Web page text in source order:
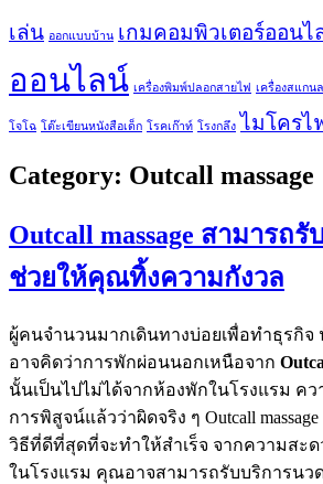
เล่น ออกแบบบ้าน เกมคอมพิวเตอร์ออนไ
ออนไลน์ เครื่องพิมพ์ปลอกสายไฟ เครื่องสแกน
โจโฉ โต๊ะเขียนหนังสือเด็ก โรคเก๊าท์ โรงกลึง ไมโครไ
Category: Outcall massage
Outcall massage สามารถ
ช่วยให้คุณทิ้งความกังวล
ผู้คนจำนวนมากเดินทางบ่อยเพื่อทำธุรกิจ
อาจคิดว่าการพักผ่อนนอกเหนือจาก
นั้นเป็นไปไม่ได้จากห้องพักในโรงแรม ค
การพิสูจน์แล้วว่าผิดจริง ๆ Outcall
วิธีที่ดีที่สุดที่จะทำให้สำเร็จ จากความสะ
ในโรงแรม คุณอาจสามารถรับบริการน